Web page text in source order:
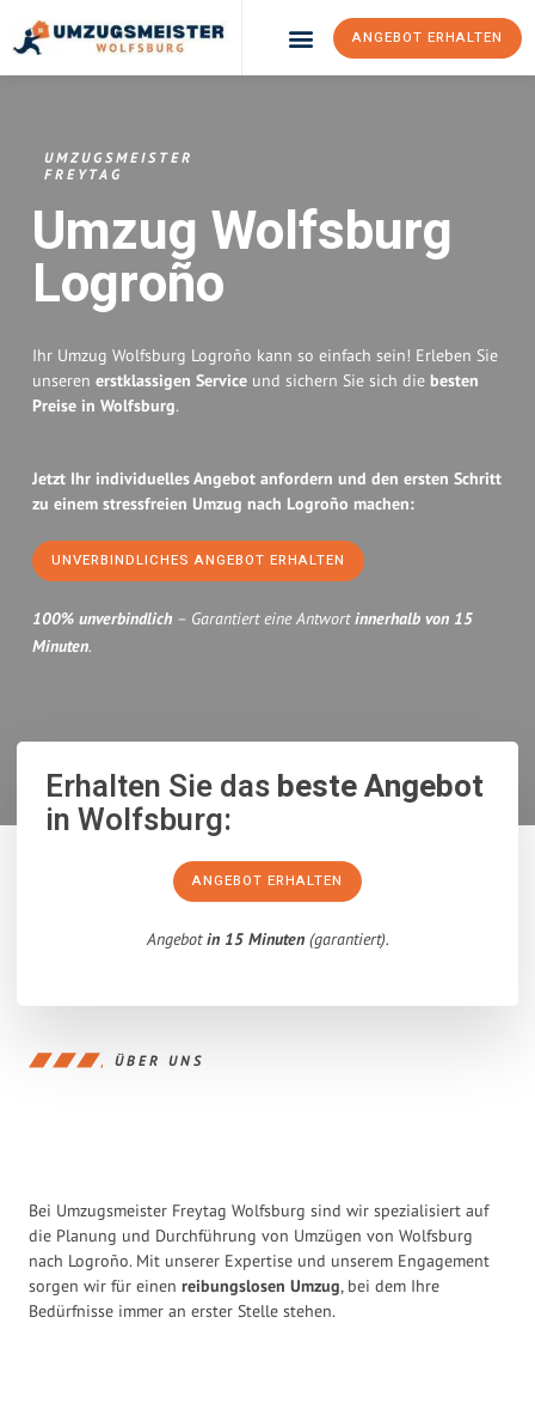
ANGEBOT ERHALTEN
UMZUGSMEISTER
FREYTAG
Umzug Wolfsburg
Logroño
Ihr Umzug Wolfsburg Logroño kann so einfach sein! Erleben Sie
unseren erstklassigen Service und sichern Sie sich die besten
Preise in Wolfsburg.
Jetzt Ihr individuelles Angebot anfordern und den ersten Schritt
zu einem stressfreien Umzug nach Logroño machen:
UNVERBINDLICHES ANGEBOT ERHALTEN
100% unverbindlich – Garantiert eine Antwortinnerhalb von 15
Minuten.
Erhalten Sie dasbeste Angebot
in Wolfsburg:
ANGEBOT ERHALTEN
Angebotin 15 Minuten(garantiert).
ÜBER UNS
Bei Umzugsmeister Freytag Wolfsburg sind wir spezialisiert auf
die Planung und Durchführung von Umzügen von Wolfsburg
nach Logroño. Mit unserer Expertise und unserem Engagement
sorgen wir für einen reibungslosen Umzug, bei dem Ihre
Bedürfnisse immer an erster Stelle stehen.